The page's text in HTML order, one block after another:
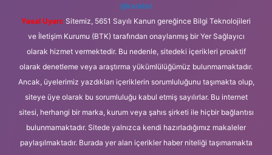
@karabul
Yasal Uyarı: Sitemiz, 5651 Sayılı Kanun gereğince Bilgi Teknolojileri
ve İletişim Kurumu (BTK) tarafından onaylanmış bir Yer Sağlayıcı
olarak hizmet vermektedir. Bu nedenle, sitedeki içerikleri proaktif
olarak denetleme veya araştırma yükümlülüğümüz bulunmamaktadır.
Ancak, üyelerimiz yazdıkları içeriklerin sorumluluğunu taşımakta olup,
siteye üye olarak bu sorumluluğu kabul etmiş sayılırlar. Bu internet
sitesi, herhangi bir marka, kurum veya şahıs şirketi ile hiçbir bağlantısı
bulunmamaktadır. Sitede yalnızca kendi hazırladığımız makaleler
paylaşılmaktadır. Burada yer alan içerikler haber niteliği taşımamakta